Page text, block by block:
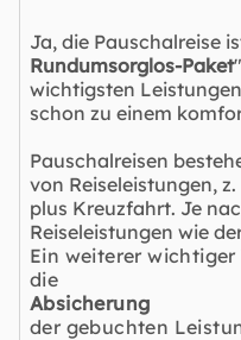
Ja, die Pauschalreise
Rundumsorglos-Paket
wichtigsten
schon zu einem
Pauschalreisen
von Reiseleistungen,
plus Kreuzfahrt. Je
Reiseleistungen wie
Ein weiterer
die
Absicherung
der gebuchten